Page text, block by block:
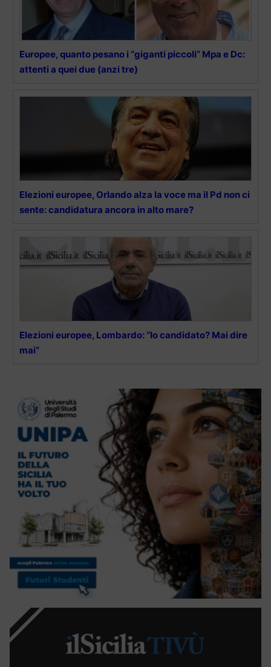
Europee, quanto pesano i “giganti piccoli” Mpa e Dc:
attenti a quei due (anzi tre)
Elezioni europee, Orlando alza la voce ma il Pd non ci
sente: candidatura ancora in alto mare?
Elezioni europee, Lombardo: “Io candidato? Mai dire
mai”